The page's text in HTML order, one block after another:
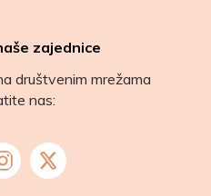
zajednice
društvenim mrežama
nas: